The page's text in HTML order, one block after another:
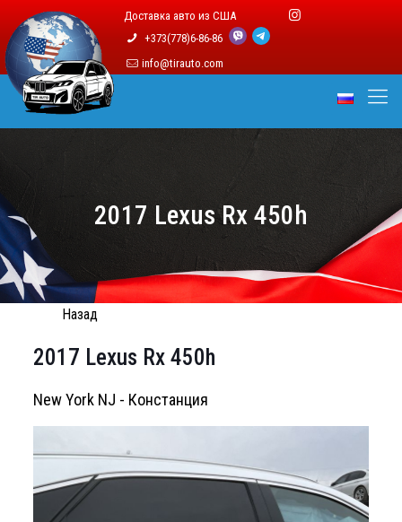
Доставка авто из США
+373(778)6-86-86
info@tirauto.com
2017 Lexus Rx 450h
Назад
2017 Lexus Rx 450h
New York NJ - Констанция